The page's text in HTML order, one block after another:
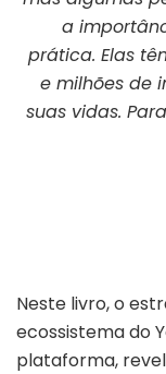
a
prática. Elas
e milhões de
suas vidas.
Neste livro, o
ecossistema do
plataforma,